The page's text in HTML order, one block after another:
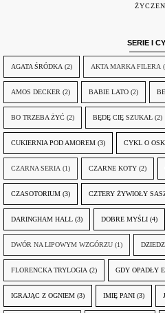
SERIE I
AGATA ŚRÓDKA (2) AKTA MARKA FILERA
AMOS DECKER (2) BABIE LATO (2)
BO TRZEBA ŻYĆ (2) BĘDĘ CIĘ SZUKAŁ (2)
CUKIERNIA POD AMOREM (3) CYKL O
CZARNA SERIA (1) CZARNE KOTY (2)
CZASOTORIUM (3) CZTERY ŻYWIOŁY
DARINGHAM HALL (3) DOBRE MYŚLI (4)
DWÓR NA LIPOWYM WZGÓRZU (1)
FLORENCKA TRYLOGIA (2) GDY OPADŁY
IGRAJĄC Z OGNIEM (3) IMIĘ PANI (3)